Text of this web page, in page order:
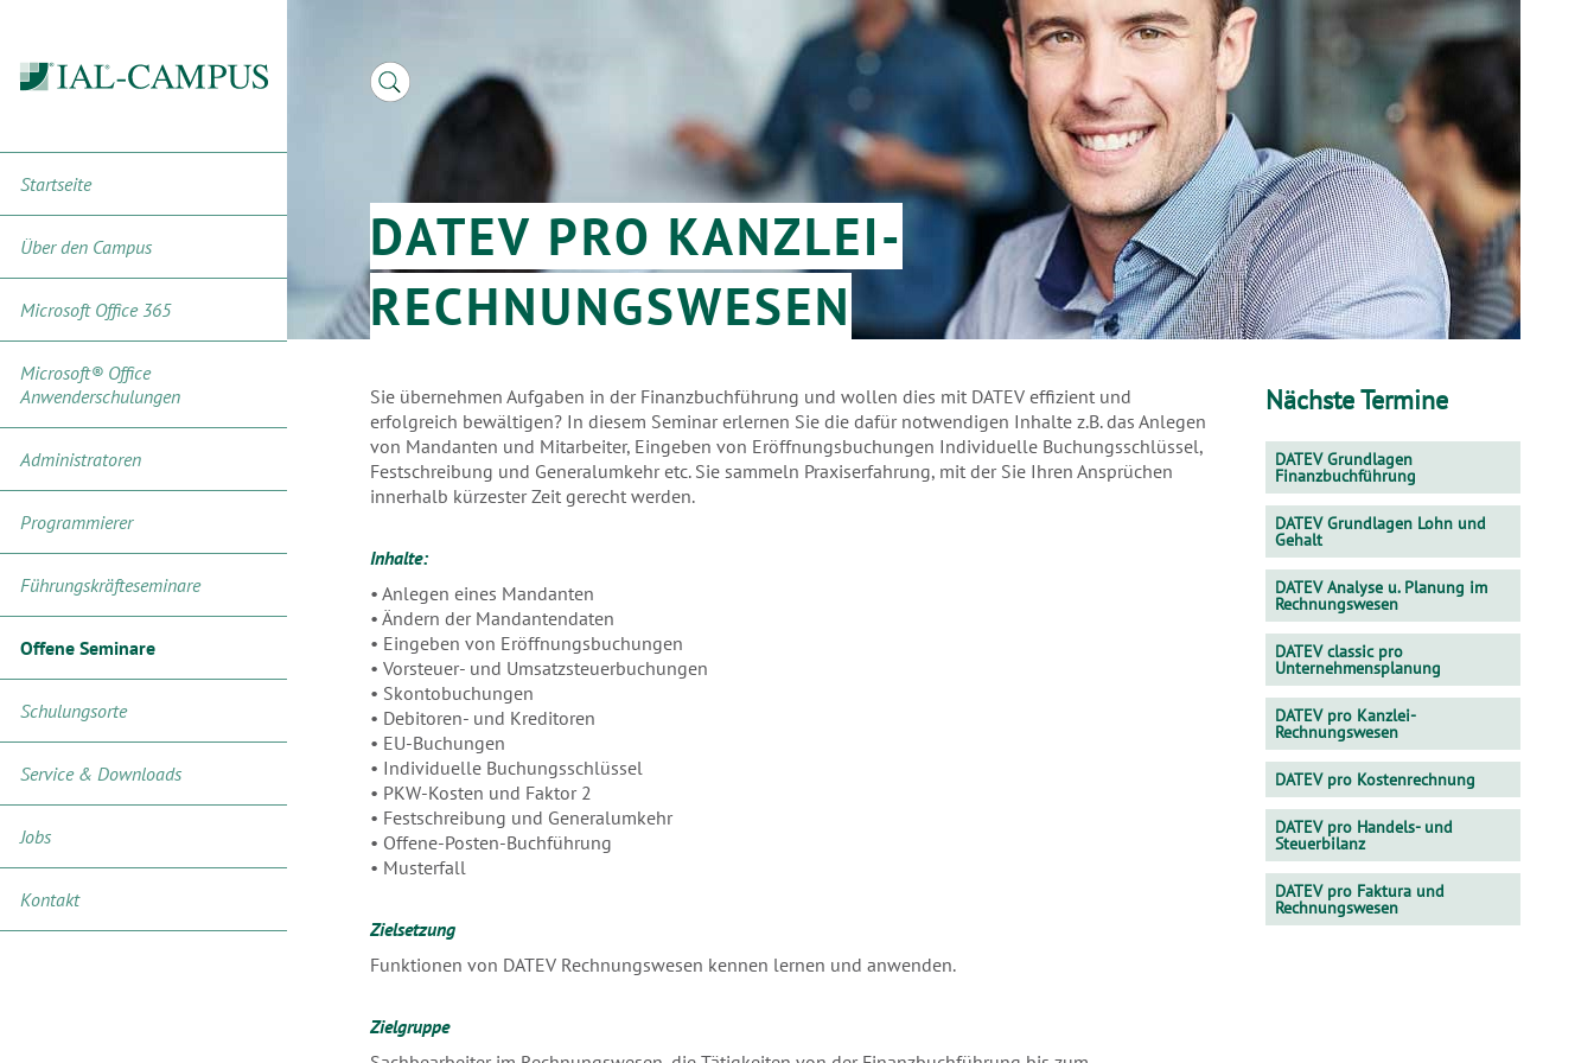
Startseite
Über den Campus
Microsoft Office 365
Microsoft® Office
Anwenderschulungen
Administratoren
Programmierer
Führungskräfteseminare
Offene Seminare
Schulungsorte
Service & Downloads
Jobs
Kontakt
DATEV PRO KANZLEI-
RECHNUNGSWESEN
Sie übernehmen Aufgaben in der Finanzbuchführung und wollen dies mit DATEV effizient und
erfolgreich bewältigen? In diesem Seminar erlernen Sie die dafür notwendigen Inhalte z.B. das Anlegen
von Mandanten und Mitarbeiter, Eingeben von Eröffnungsbuchungen Individuelle Buchungsschlüssel,
Festschreibung und Generalumkehr etc. Sie sammeln Praxiserfahrung, mit der Sie Ihren Ansprüchen
innerhalb kürzester Zeit gerecht werden.
Inhalte:
• Anlegen eines Mandanten
• Ändern der Mandantendaten
• Eingeben von Eröffnungsbuchungen
• Vorsteuer- und Umsatzsteuerbuchungen
• Skontobuchungen
• Debitoren- und Kreditoren
• EU-Buchungen
• Individuelle Buchungsschlüssel
• PKW-Kosten und Faktor 2
• Festschreibung und Generalumkehr
• Offene-Posten-Buchführung
• Musterfall
Zielsetzung
Funktionen von DATEV Rechnungswesen kennen lernen und anwenden.
Zielgruppe
Nächste Termine
DATEV Grundlagen
Finanzbuchführung
DATEV Grundlagen Lohn und
Gehalt
DATEV Analyse u. Planung im
Rechnungswesen
DATEV classic pro
Unternehmensplanung
DATEV pro Kanzlei-
Rechnungswesen
DATEV pro Kostenrechnung
DATEV pro Handels- und
Steuerbilanz
DATEV pro Faktura und
Rechnungswesen